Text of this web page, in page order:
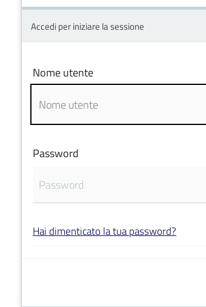
Accedi per iniziare la sessione
Nome utente
Password
Hai dimenticato la tua password?